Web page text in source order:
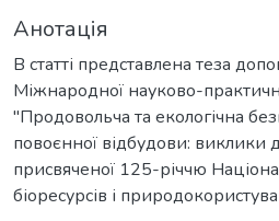
Анотація
В статті представлена теза
Міжнародної науково-
"Продовольча та екологічна
повоєнної відбудови: виклики
присвяченої 125-річчю
біоресурсів і